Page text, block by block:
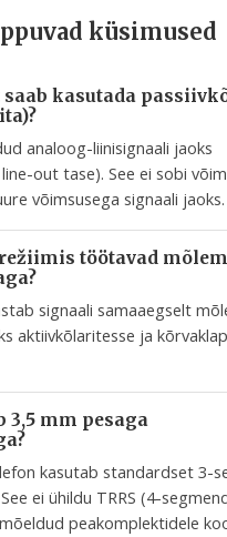
küsimused
kasutada
analoog-liinisignaali jaoks
out tase). See ei sobi
võimsusega signaali jaoks.
töötavad
signaali samaaegselt
aktiivkõlaritesse ja
3,5 mm pesaga
kasutab standardset 3-
ei ühildu TRRS (4-
peakomplektidele